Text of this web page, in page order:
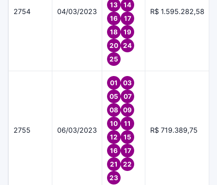
2754 04/03/2023
13
14
16
17
18
19
20
24
25
R$ 1.595.282,58
2755 06/03/2023
01
03
05
07
08
09
10
11
12
15
16
17
21
22
23
R$ 719.389,75